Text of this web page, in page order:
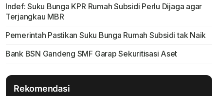
Indef: Suku Bunga KPR Rumah Subsidi Perlu Dijaga agar
Terjangkau MBR
Pemerintah Pastikan Suku Bunga Rumah Subsidi tak Naik
Bank BSN Gandeng SMF Garap Sekuritisasi Aset
Rekomendasi